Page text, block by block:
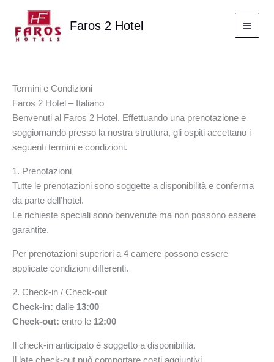
contenuto
Faros 2 Hotel
Termini e Condizioni
Faros 2 Hotel – Italiano
Benvenuti al Faros 2 Hotel. Effettuando una prenotazione e
soggiornando presso la nostra struttura, gli ospiti accettano i
seguenti termini e condizioni.
1. Prenotazioni
Tutte le prenotazioni sono soggette a disponibilità e conferma
da parte dell’hotel.
Le richieste speciali sono benvenute ma non possono essere
garantite.
Per prenotazioni superiori a 4 camere possono essere
applicate condizioni differenti.
2. Check-in / Check-out
Check-in: dalle 13:00
Check-out: entro le 12:00
Il check-in anticipato è soggetto a disponibilità.
Il late check-out può comportare costi aggiuntivi.